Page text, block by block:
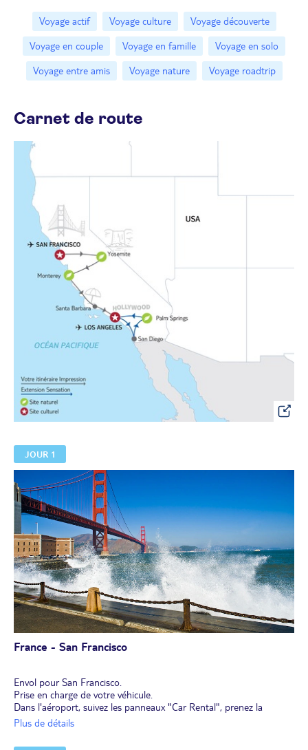
Voyage actif Voyage culture
Voyage découverte
Voyage en couple
Voyage en famille
Voyage en solo
Voyage entre amis
Voyage nature Voyage roadtrip
Carnet de route
JOUR 1
France - San Francisco
Envol pour San Francisco.
Prise en charge de votre véhicule.
Dans l'aéroport, suivez les panneaux "Car Rental", prenez la
navette gratuite ALAMO/National/Enterprise jusqu'au parking
Présentez Passeport, permis de conduire, carte bleue
Plus de détails